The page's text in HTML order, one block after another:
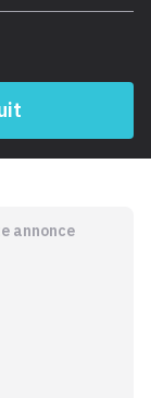
annonce